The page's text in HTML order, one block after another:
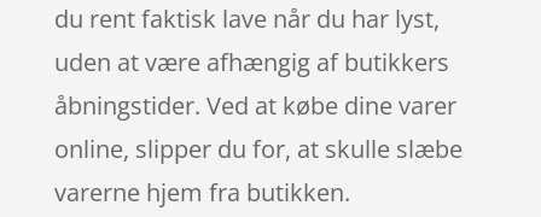
du rent faktisk lave når du har lyst,
uden at være afhængig af butikkers
åbningstider. Ved at købe dine varer
online, slipper du for, at skulle slæbe
varerne hjem fra butikken.